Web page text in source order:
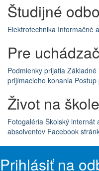
Študijné
Elektrotechnika Informačné
Pre
Podmienky prijatia Základné
prijímacieho konania
Život na škole
Fotogaléria Školský internát
absolventov Facebook
Prihlásiť na